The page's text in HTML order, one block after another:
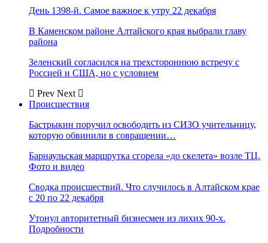
День 1398-й. Самое важное к утру 22 декабря
В Каменском районе Алтайского края выбрали главу
района
Зеленский согласился на трехстороннюю встречу с
Россией и США, но с условием
Prev Next
Происшествия
Бастрыкин поручил освободить из СИЗО учительницу,
которую обвинили в совращении…
Барнаульская маршрутка сгорела «до скелета» возле ТЦ.
Фото и видео
Сводка происшествий. Что случилось в Алтайском крае
с 20 по 22 декабря
Утонул авторитетный бизнесмен из лихих 90-х.
Подробности